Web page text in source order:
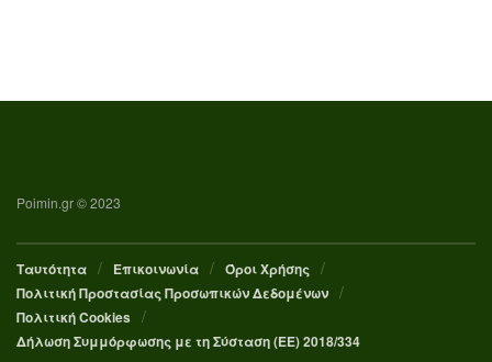
Poimin.gr © 2023
Ταυτότητα Επικοινωνία
Όροι Χρήσης
Πολιτική Προστασίας Προσωπικών Δεδομένων
Πολιτική Cookies
Δήλωση Συμμόρφωσης με τη Σύσταση (ΕΕ) 2018/334